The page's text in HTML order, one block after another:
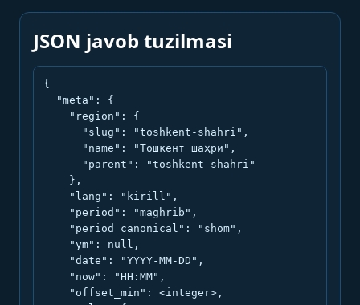
JSON javob tuzilmasi
{
  "meta": {
    "region": {
      "slug": "toshkent-shahri",
      "name": "Тошкент шаҳри",
      "parent": "toshkent-shahri"
    },
    "lang": "kirill",
    "period": "maghrib",
    "period_canonical": "shom",
    "ym": null,
    "date": "YYYY-MM-DD",
    "now": "HH:MM",
    "offset_min": <integer>,